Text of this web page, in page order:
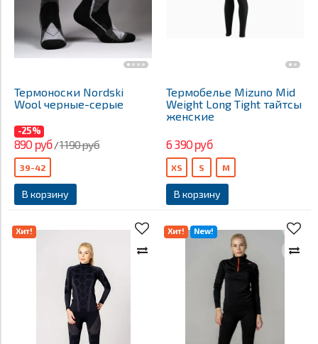
Термоноски Nordski
Wool черные-серые
-25%
890 руб/1 190 руб
В корзину
39-42
Термобелье Mizuno Mid
Weight Long Tight тайтсы
женские
6 390 руб
В корзину
XS S M
Хит! Хит! New!